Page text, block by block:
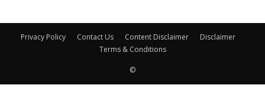
Privacy Policy Contact Us Content Disclaimer
Disclaimer
Terms & Conditions
©